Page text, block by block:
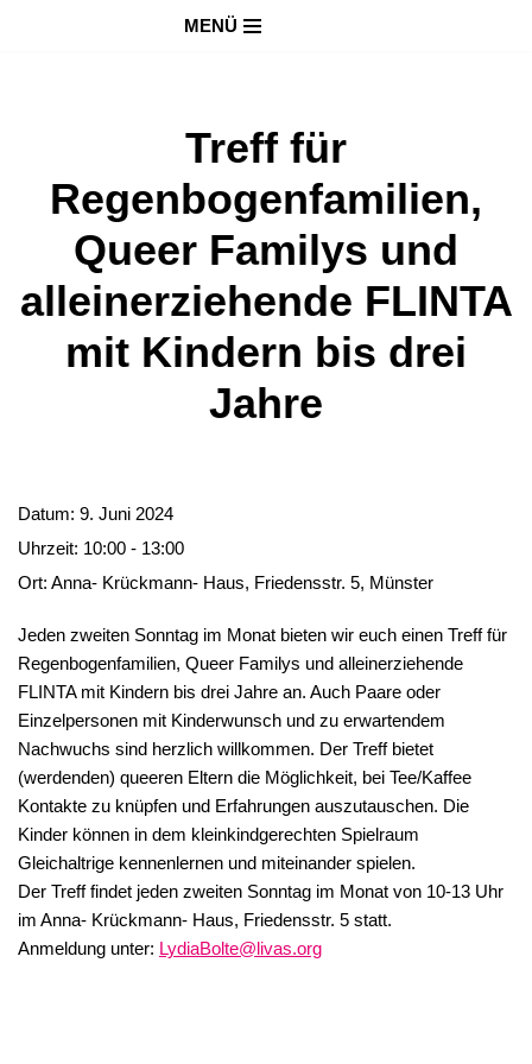
MENÜ
Treff für
Regenbogenfamilien,
Queer Familys und
alleinerziehende FLINTA
mit Kindern bis drei
Jahre
Datum: 9. Juni 2024
Uhrzeit: 10:00 - 13:00
Ort: Anna- Krückmann- Haus, Friedensstr. 5, Münster
Jeden zweiten Sonntag im Monat bieten wir euch einen Treff für
Regenbogenfamilien, Queer Familys und alleinerziehende
FLINTA mit Kindern bis drei Jahre an. Auch Paare oder
Einzelpersonen mit Kinderwunsch und zu erwartendem
Nachwuchs sind herzlich willkommen. Der Treff bietet
(werdenden) queeren Eltern die Möglichkeit, bei Tee/Kaffee
Kontakte zu knüpfen und Erfahrungen auszutauschen. Die
Kinder können in dem kleinkindgerechten Spielraum
Gleichaltrige kennenlernen und miteinander spielen.
Der Treff findet jeden zweiten Sonntag im Monat von 10-13 Uhr
im Anna- Krückmann- Haus, Friedensstr. 5 statt.
Anmeldung unter: LydiaBolte@livas.org